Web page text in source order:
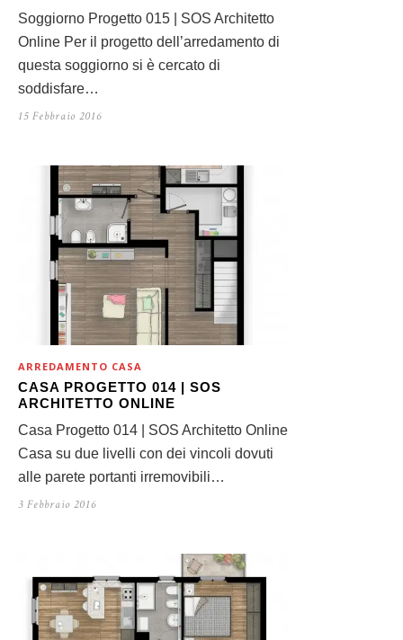
Soggiorno Progetto 015 | SOS Architetto
Online Per il progetto dell’arredamento di
questa soggiorno si è cercato di
soddisfare…
15 Febbraio 2016
ARREDAMENTO CASA
CASA PROGETTO 014 | SOS
ARCHITETTO ONLINE
Casa Progetto 014 | SOS Architetto Online
Casa su due livelli con dei vincoli dovuti
alle parete portanti irremovibili…
3 Febbraio 2016